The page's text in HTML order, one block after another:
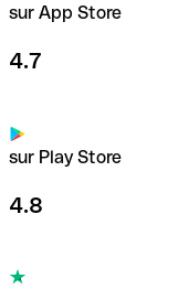
sur App Store
4.7
sur Play Store
4.8